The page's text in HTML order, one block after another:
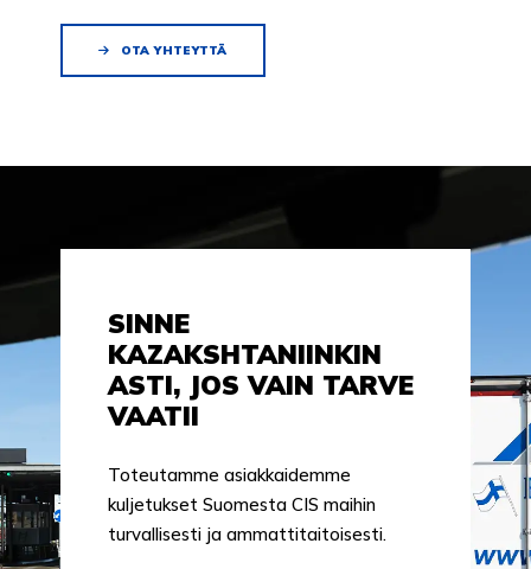
OTA YHTEYTTÄ
SINNE
KAZAKSHTANIINKIN
ASTI, JOS VAIN TARVE
VAATII
Toteutamme asiakkaidemme
kuljetukset Suomesta CIS maihin
turvallisesti ja ammattitaitoisesti.